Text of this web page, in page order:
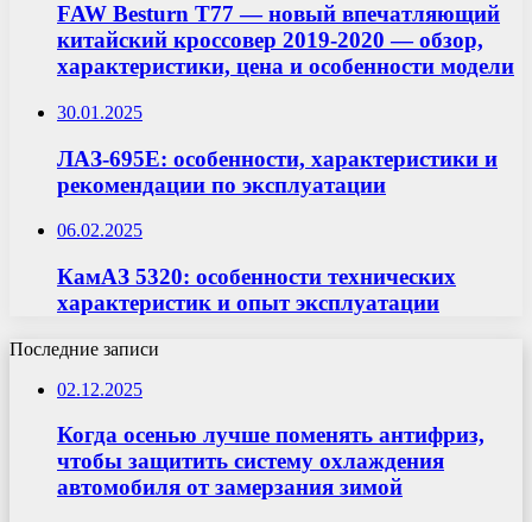
FAW Besturn T77 — новый впечатляющий
китайский кроссовер 2019-2020 — обзор,
характеристики, цена и особенности модели
30.01.2025
ЛАЗ-695E: особенности, характеристики и
рекомендации по эксплуатации
06.02.2025
КамАЗ 5320: особенности технических
характеристик и опыт эксплуатации
Последние записи
02.12.2025
Когда осенью лучше поменять антифриз,
чтобы защитить систему охлаждения
автомобиля от замерзания зимой